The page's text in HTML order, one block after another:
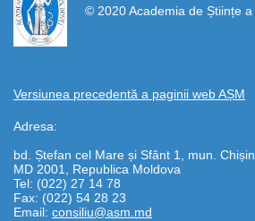
© 2020 Academia de Științe
Versiunea precedentă a paginii web AȘM
Adresa:
bd. Ștefan cel Mare și Sfânt 1, mun.
MD 2001, Republica Moldova
Tel: (022) 27 14 78
Fax: (022) 54 28 23
Email: consiliu@asm.md